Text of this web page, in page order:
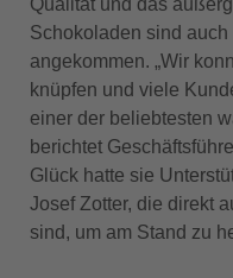
Qualität und das
Schokoladen sind
angekommen. „Wir
knüpfen und viele
einer der beliebtesten
berichtet
Glück hatte sie
Josef Zotter, die direkt
sind, um am Stand zu